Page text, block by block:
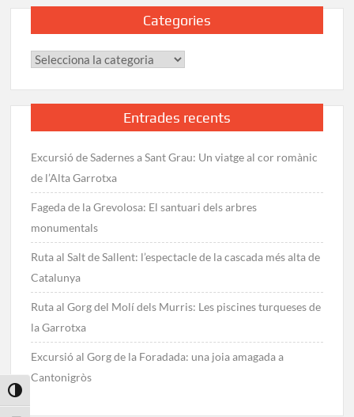
Toggle High Contrast
Etapa
Camí
Mediterrània
Categories
Categories
Entrades recents
Excursió de Sadernes a Sant Grau: Un viatge al cor romànic
de l’Alta Garrotxa
Fageda de la Grevolosa: El santuari dels arbres
monumentals
Ruta al Salt de Sallent: l’espectacle de la cascada més alta de
Catalunya
Ruta al Gorg del Molí dels Murris: Les piscines turqueses de
la Garrotxa
Excursió al Gorg de la Foradada: una joia amagada a
Cantonigròs